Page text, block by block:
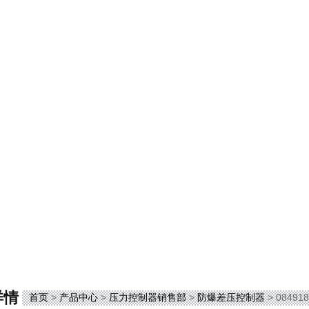
情 首页>产品中心>压力控制器销售部>防爆差压控制器>